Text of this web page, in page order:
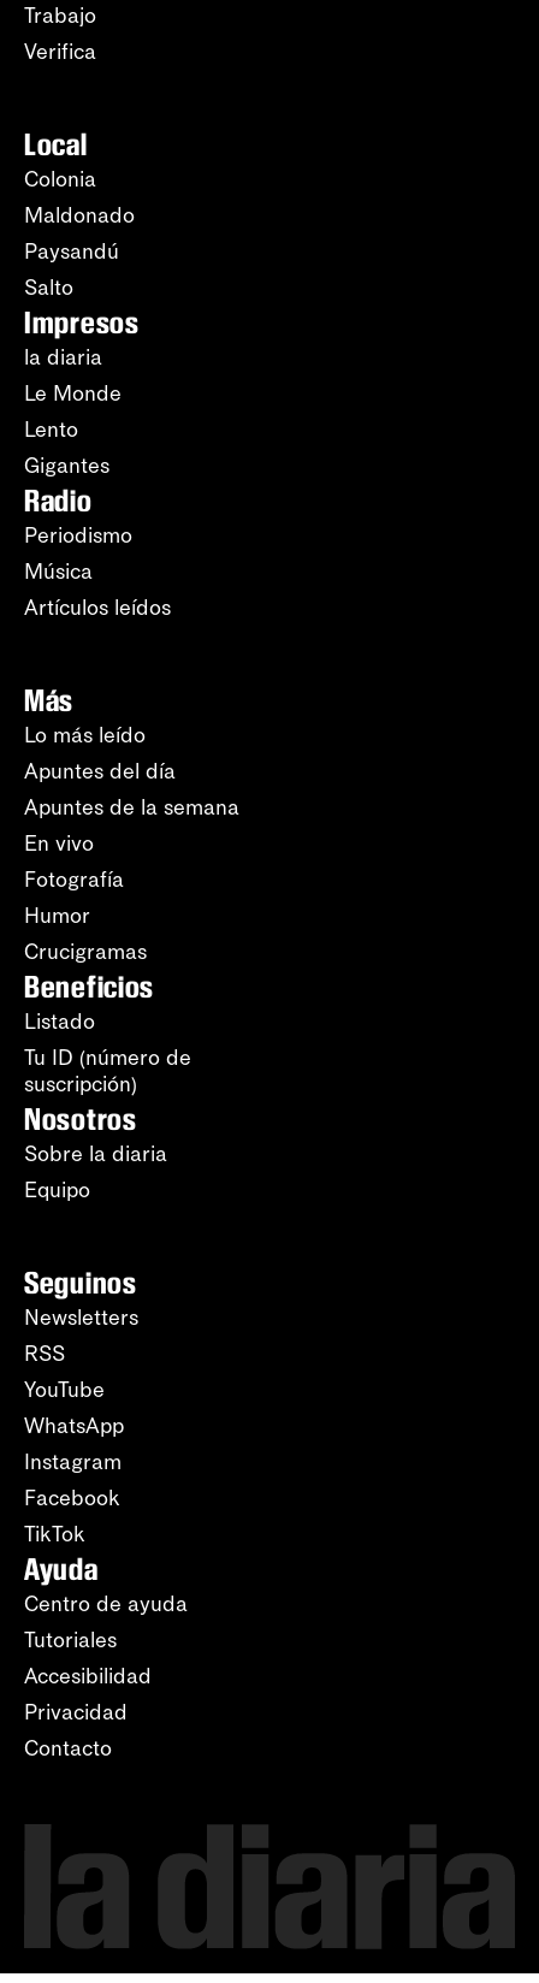
Trabajo
Verifica
Local
Colonia
Maldonado
Paysandú
Salto
Impresos
la diaria
Le Monde
Lento
Gigantes
Radio
Periodismo
Música
Artículos leídos
Más
Lo más leído
Apuntes del día
Apuntes de la semana
En vivo
Fotografía
Humor
Crucigramas
Beneficios
Listado
Tu ID (número de
suscripción)
Nosotros
Sobre la diaria
Equipo
Seguinos
Newsletters
RSS
YouTube
WhatsApp
Instagram
Facebook
TikTok
Ayuda
Centro de ayuda
Tutoriales
Accesibilidad
Privacidad
Contacto